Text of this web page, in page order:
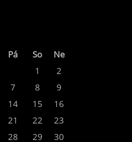
Pá So
Ne
1
2
7 8
9
14 15
16
21 22
23
28 29
30